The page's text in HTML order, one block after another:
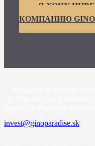
Я ХОЧУ
КОМПАНИЮ GINO
invest@ginoparadise.sk